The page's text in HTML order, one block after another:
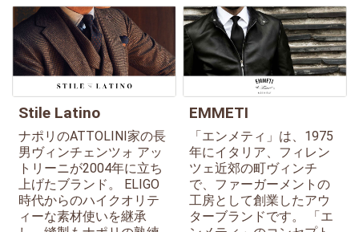
Stile Latino
ナポリのATTOLINI家の長
男ヴィンチェンツォ アッ
トリーニが2004年に立ち
上げたブランド。 ELIGO
時代からのハイクオリテ
ィーな素材使いを継承
EMMETI
「エンメティ」は、1975
年にイタリア、フィレン
ツェ近郊の町ヴィンチ
で、ファーガーメントの
工房として創業したアウ
ターブランドです。 「エ